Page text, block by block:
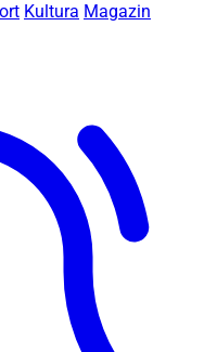
Kultura Magazin